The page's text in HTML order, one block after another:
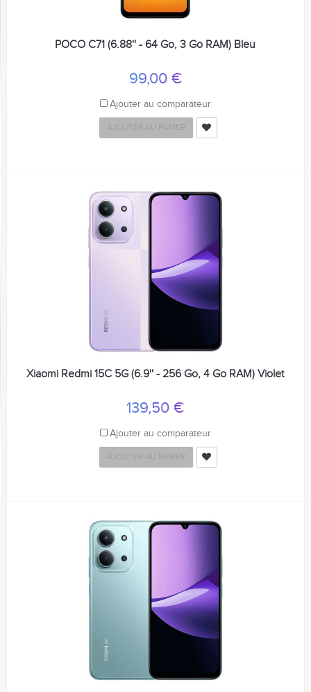
POCO C71 (6.88'' - 64 Go, 3 Go RAM) Bleu
99,00 €
Ajouter au comparateur
AJOUTER AU PANIER
Xiaomi Redmi 15C 5G (6.9'' - 256 Go, 4 Go RAM) Violet
139,50 €
Ajouter au comparateur
AJOUTER AU PANIER